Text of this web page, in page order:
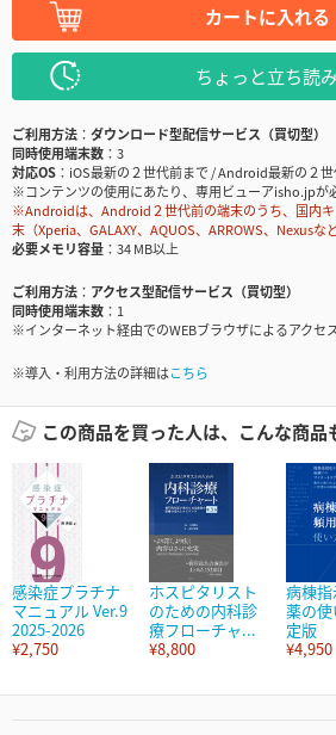
カートに入れる
ちょっと立ち読み
ご利用方法
ダウンロード型配信サービス（買切型）
同時使用端末数
3
対応OS
iOS最新の２世代前まで / Android最新の２
※コンテンツの使用にあたり、専用ビューアisho.jpが
※Androidは、Android２世代前の端末のうち、国内
末（Xperia、GALAXY、AQUOS、ARROWS、Nexus
必要メモリ容量
34 MB以上
ご利用方法
アクセス型配信サービス（買切型）
同時使用端末数
1
※インターネット経由でのWEBブラウザによるアクセ
※導入・利用方法の詳細はこちら
この商品を買った人は、こんな商品
感染症プラチナ
マニュアル Ver.9
2025-2026
¥2,750
ホスピタリスト
のための内科診
療フローチャ...
¥8,800
病棟
薬の
定版
¥4,950